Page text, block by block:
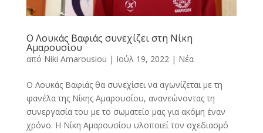
Ο Λουκάς Βαφιάς συνεχίζει στη Νίκη
Αμαρουσίου
από Niki Amarousiou | Ιούλ 19, 2022 | Νέα
Ο Λουκάς Βαφιάς θα συνεχίσει να αγωνίζεται με τη
φανέλα της Νίκης Αμαρουσίου, ανανεώνοντας τη
συνεργασία του με το σωματείο μας για ακόμη έναν
χρόνο. Η Νίκη Αμαρουσίου υλοποιεί τον σχεδιασμό